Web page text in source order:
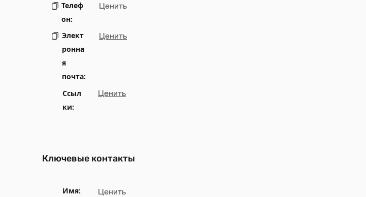
Телеф
он:
Ценить
Элект
ронна
я
почта:
Ценить
Ссыл
ки:
Ценить
Ключевые контакты
Имя:
Ценить